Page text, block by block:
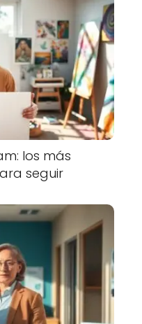
los más
seguir